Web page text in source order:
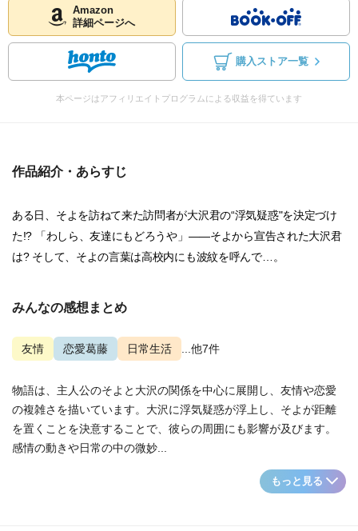
Amazon
詳細ページへ
購入ストア一覧
本ページはアフィリエイトプログラムによる収益を得ています
作品紹介・あらすじ
ある日、そよを訪ねて来た訪問者が大沢君の“浮気疑惑"を決定づけ
た!? 「わしら、友達にもどろうや」――そよから宣告された大沢君
は? そして、そよの言葉は高校内にも波紋を呼んで…。
みんなの感想まとめ
友情 恋愛葛藤 日常生活 ...他7件
物語は、主人公のそよと大沢の関係を中心に展開し、友情や恋愛
の複雑さを描いています。大沢に浮気疑惑が浮上し、そよが距離
を置くことを決意することで、彼らの周囲にも影響が及びます。
感情の動きや日常の中の微妙...
もっと見る